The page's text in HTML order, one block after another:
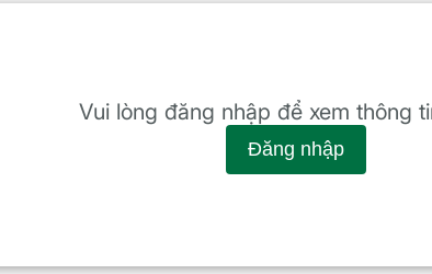
Vui lòng đăng nhập để xem thông
Đăng nhập